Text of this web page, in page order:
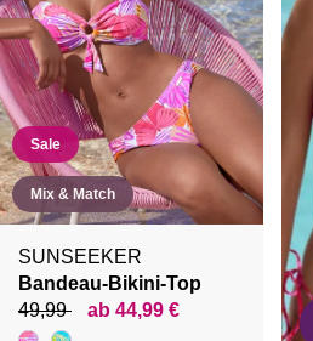
Sale
Mix & Match
SUNSEEKER
Bandeau-Bikini-Top
49,99
ab 44,99 €